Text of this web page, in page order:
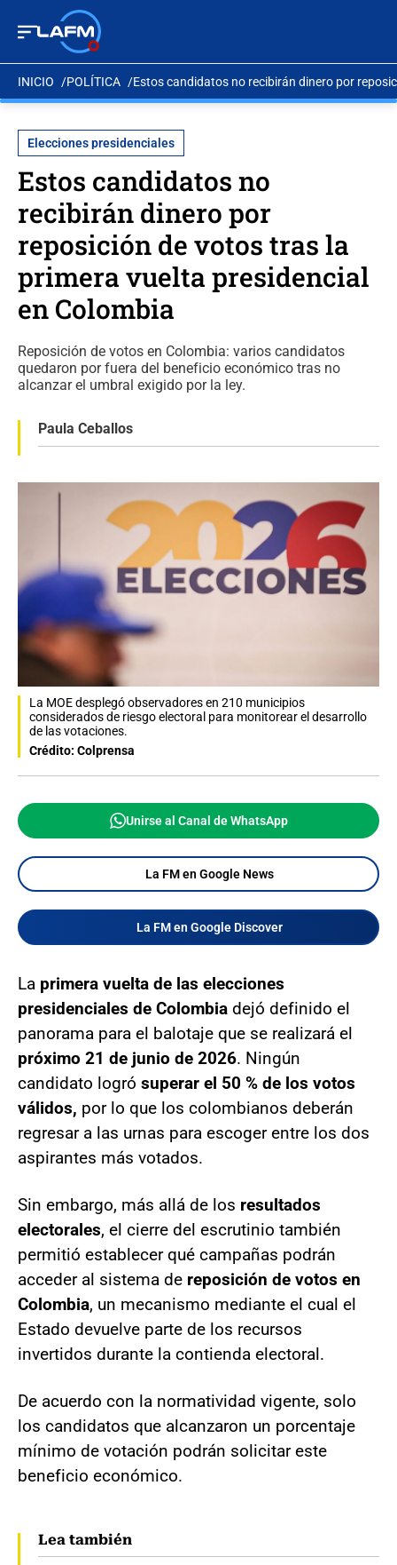
INICIO POLÍTICA Estos candidatos no recibirán dinero por
Elecciones presidenciales
Estos candidatos no
recibirán dinero por
reposición de votos tras la
primera vuelta presidencial
en Colombia
Reposición de votos en Colombia: varios candidatos
quedaron por fuera del beneficio económico tras no
alcanzar el umbral exigido por la ley.
Paula Ceballos
La MOE desplegó observadores en 210 municipios
considerados de riesgo electoral para monitorear el desarrollo
de las votaciones.
Crédito: Colprensa
Unirse al Canal de WhatsApp
La FM en Google News
La FM en Google Discover
La primera vuelta de las elecciones
presidenciales de Colombia dejó definido el
panorama para el balotaje que se realizará el
próximo 21 de junio de 2026. Ningún
candidato logró superar el 50 % de los votos
válidos, por lo que los colombianos deberán
regresar a las urnas para escoger entre los dos
aspirantes más votados.
Sin embargo, más allá de los resultados
electorales, el cierre del escrutinio también
permitió establecer qué campañas podrán
acceder al sistema de reposición de votos en
Colombia, un mecanismo mediante el cual el
Estado devuelve parte de los recursos
invertidos durante la contienda electoral.
De acuerdo con la normatividad vigente, solo
los candidatos que alcanzaron un porcentaje
mínimo de votación podrán solicitar este
beneficio económico.
Lea también